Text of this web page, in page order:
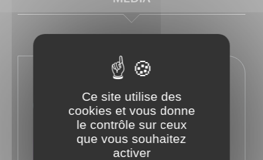
En savoir plus sur l'auteur
@fadebiaye
Retour à l'ouvrage
Ce site utilise des
cookies et vous donne
le contrôle sur ceux
que vous souhaitez
activer